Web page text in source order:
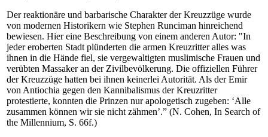
Der reaktionäre und barbarische Charakter der Kreuzzüge wurde
von modernen Historikern wie Stephen Runciman hinreichend
bewiesen. Hier eine Beschreibung von einem anderen Autor: "In
jeder eroberten Stadt plünderten die armen Kreuzritter alles was
ihnen in die Hände fiel, sie vergewaltigten muslimische Frauen und
verübten Massaker an der Zivilbevölkerung. Die offiziellen Führer
der Kreuzzüge hatten bei ihnen keinerlei Autorität. Als der Emir
von Antiochia gegen den Kannibalismus der Kreuzritter
protestierte, konnten die Prinzen nur apologetisch zugeben: ‘Alle
zusammen können wir sie nicht zähmen’.” (N. Cohen, In Search of
the Millennium, S. 66f.)